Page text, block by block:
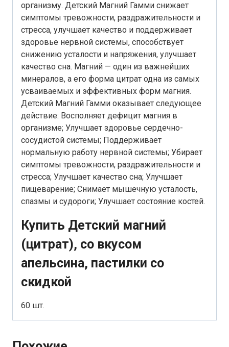
организму. Детский Магний Гамми снижает
симптомы тревожности, раздражительности и
стресса, улучшает качество и поддерживает
здоровье нервной системы, способствует
снижению усталости и напряжения, улучшает
качество сна. Магний — один из важнейших
минералов, а его форма цитрат одна из самых
усваиваемых и эффективных форм магния.
Детский Магний Гамми оказывает следующее
действие: Восполняет дефицит магния в
организме; Улучшает здоровье сердечно-
сосудистой системы; Поддерживает
нормальную работу нервной системы; Убирает
симптомы тревожности, раздражительности и
стресса; Улучшает качество сна; Улучшает
пищеварение; Снимает мышечную усталость,
спазмы и судороги; Улучшает состояние костей.
Купить Детский магний
(цитрат), со вкусом
апельсина, пастилки со
скидкой
60 шт.